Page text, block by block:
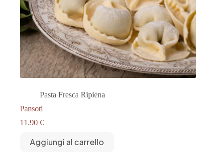
Pasta Fresca Ripiena
Pansoti
11.90 €
Aggiungi al carrello